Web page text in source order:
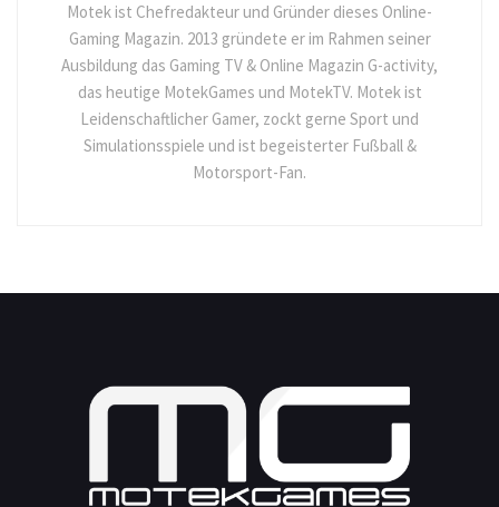
Motek ist Chefredakteur und Gründer dieses Online-
Gaming Magazin. 2013 gründete er im Rahmen seiner
Ausbildung das Gaming TV & Online Magazin G-activity,
das heutige MotekGames und MotekTV. Motek ist
Leidenschaftlicher Gamer, zockt gerne Sport und
Simulationsspiele und ist begeisterter Fußball &
Motorsport-Fan.